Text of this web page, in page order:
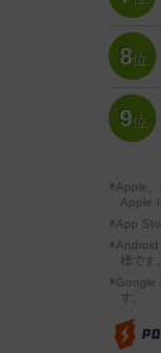
8位
9位
※Apple、
Apple
※App
※Android
標です。
※Google
す。